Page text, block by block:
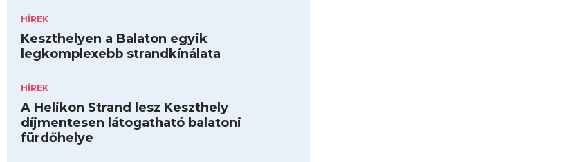
HÍREK
Keszthelyen a Balaton egyik
legkomplexebb strandkínálata
HÍREK
A Helikon Strand lesz Keszthely
díjmentesen látogatható balatoni
fürdőhelye